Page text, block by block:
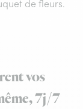
de fleurs.
vos
7j/7